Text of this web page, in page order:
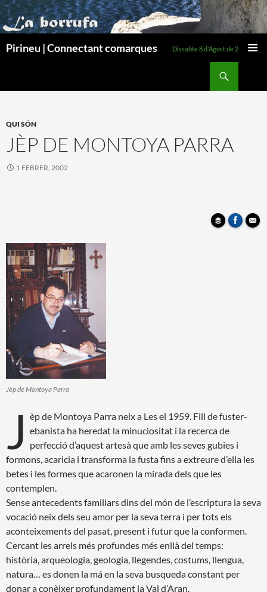
Pirineu | Connectant comarques Dissabte 8 d'Agost de 2026
QUI SÓN
JÈP DE MONTOYA PARRA
1 FEBRER, 2002
Jèp de Montoya Parra
J èp de Montoya Parra neix a Les el 1959. Fill de fuster-
ebanista ha heredat la minuciositat i la recerca de
perfecció d’aquest artesà que amb les seves gubies i
formons, acaricia i transforma la fusta fins a extreure d’ella les
betes i les formes que acaronen la mirada dels que les
contemplen.
Sense antecedents familiars dins del món de l’escriptura la seva
vocació neix dels seu amor per la seva terra i per tots els
aconteixements del pasat, present i futur que la conformen.
Cercant les arrels més profundes més enllà del temps:
història, arqueologia, geologia, llegendes, costums, llengua,
natura… es donen la má en la seva busqueda constant per
donar a conèixer profundament la Val d’Aran.